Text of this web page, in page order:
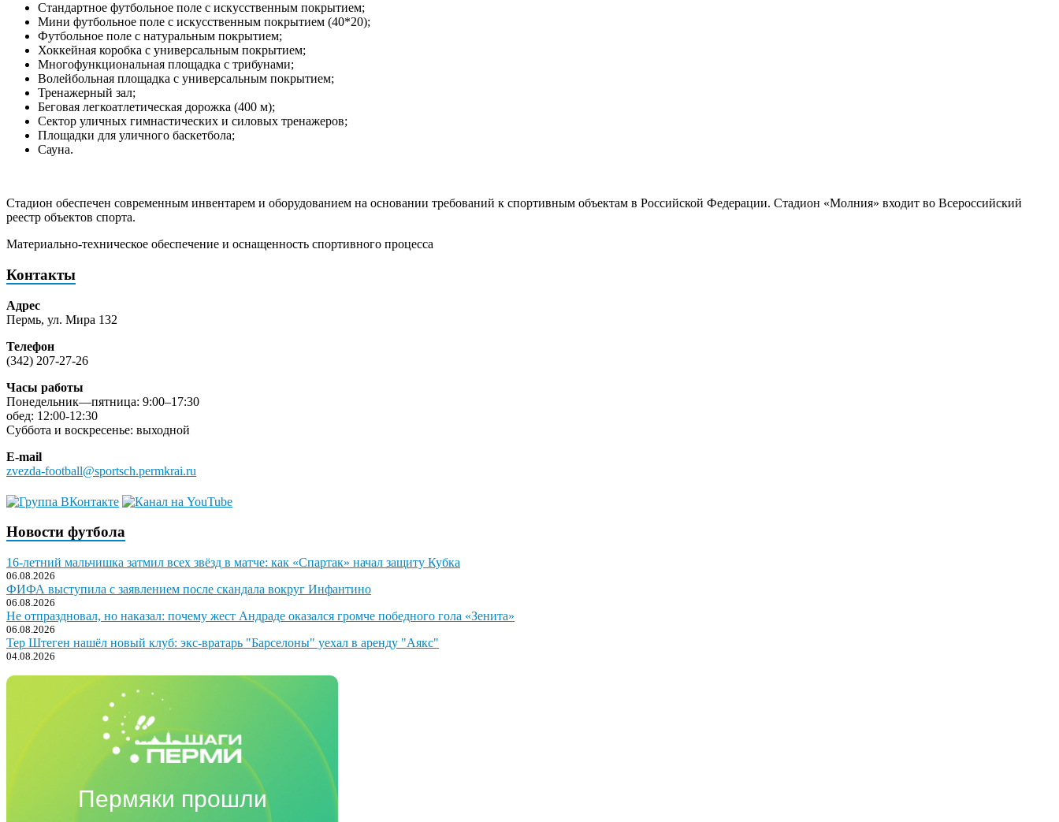
Стандартное футбольное поле с искусственным покрытием;
Мини футбольное поле с искусственным покрытием (40*20);
Футбольное поле с натуральным покрытием;
Хоккейная коробка с универсальным покрытием;
Многофункциональная площадка с трибунами;
Волейбольная площадка с универсальным покрытием;
Тренажерный зал;
Беговая легкоатлетическая дорожка (400 м);
Сектор уличных гимнастических и силовых тренажеров;
Площадки для уличного баскетбола;
Сауна.
Стадион обеспечен современным инвентарем и оборудованием на основании требований к спортивным объектам в Российской Федерации. Стадион «Молния» входит во Всероссийский
реестр объектов спорта.
Материально-техническое обеспечение и оснащенность спортивного процесса
Контакты
Адрес
Пермь, ул. Мира 132
Телефон
(342) 207-27-26
Часы работы
Понедельник—пятница: 9:00–17:30
обед: 12:00-12:30
Суббота и воскресенье: выходной
E-mail
zvezda-football@sportsch.permkrai.ru
Новости футбола
16-летний мальчишка затмил всех звёзд в матче: как «Спартак» начал защиту Кубка
06.08.2026
ФИФА выступила с заявлением после скандала вокруг Инфантино
06.08.2026
Не отпраздновал, но наказал: почему жест Андраде оказался громче победного гола «Зенита»
06.08.2026
Тер Штеген нашёл новый клуб: экс-вратарь "Барселоны" уехал в аренду "Аякс"
04.08.2026
Пермяки прошли